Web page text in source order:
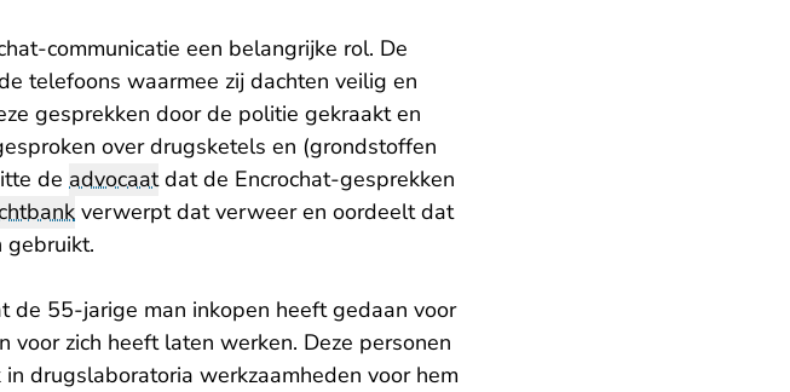
communicatie een belangrijke rol. De
telefoons waarmee zij dachten veilig en
gesprekken door de politie gekraakt en
over drugsketels en (grondstoffen
de advocaatdat de Encrochat-gesprekken
verwerpt dat verweer en oordeelt dat
gebruikt.
de 55-jarige man inkopen heeft gedaan voor
zich heeft laten werken. Deze personen
drugslaboratoria werkzaamheden voor hem